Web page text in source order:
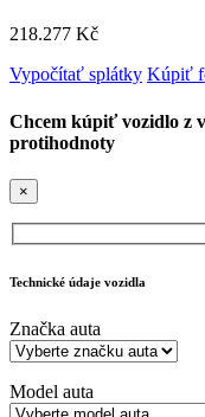
218.277 Kč
Vypočítať splátky Kúpiť
Chcem kúpiť vozidlo z
protihodnoty
×
Technické údaje vozidla
Značka auta
Model auta